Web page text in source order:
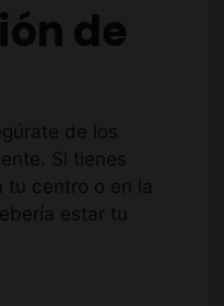
de
de los
Si tienes
tu centro o en la
estar tu